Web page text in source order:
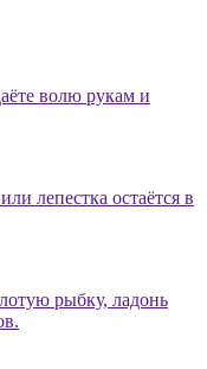
волю рукам и
лепестка остаётся в
рыбку, ладонь